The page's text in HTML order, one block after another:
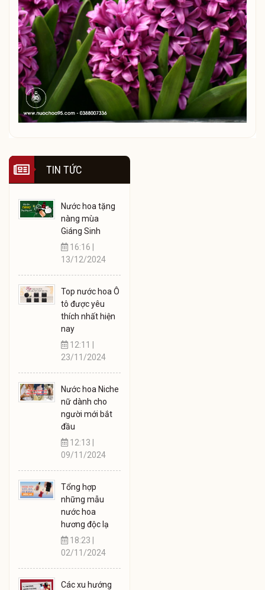
TIN TỨC
Nước hoa tặng
nàng mùa
Giáng Sinh
16:16 |
13/12/2024
Top nước hoa Ô
tô được yêu
thích nhất hiện
nay
12:11 |
23/11/2024
Nước hoa Niche
nữ dành cho
người mới bắt
đầu
12:13 |
09/11/2024
Tổng hợp
những mẫu
nước hoa
hương độc lạ
18:23 |
02/11/2024
Các xu hướng